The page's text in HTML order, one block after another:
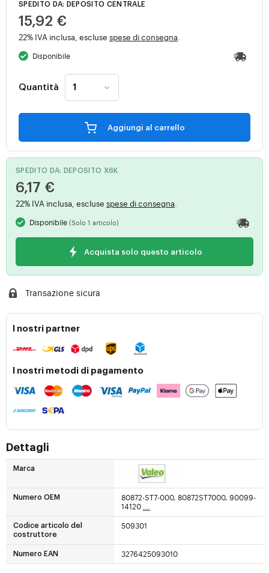
SPEDITO DA: DEPOSITO CENTRALE
15,92 €
22% IVA inclusa, escluse spese di consegna
Disponibile
Quantità
Aggiungi al carrello
SPEDITO DA: DEPOSITO X6K
6,17 €
22% IVA inclusa, escluse spese di consegna
Disponibile(Solo 1 articolo)
Acquista solo questo articolo
Transazione sicura
I nostri partner
I nostri metodi di pagamento
Dettagli
Marca
Numero OEM
80872-ST7-000, 80872ST7000, 90099-
14120 ...
Codice articolo del
costruttore
509301
Numero EAN 3276425093010